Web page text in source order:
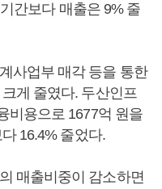
간보다 매출은 9% 줄
사업부 매각 등을 통한
게 줄였다. 두산인프
비용으로 1677억 원을
16.4% 줄었다.
매출비중이 감소하면